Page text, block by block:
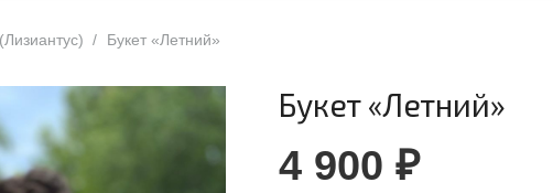
/ Букет «Летний»
Букет «Летний»
4 900₽